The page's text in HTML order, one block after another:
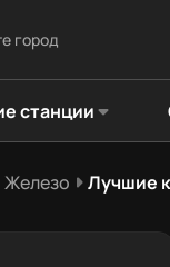
город
станции
Железо Лучшие